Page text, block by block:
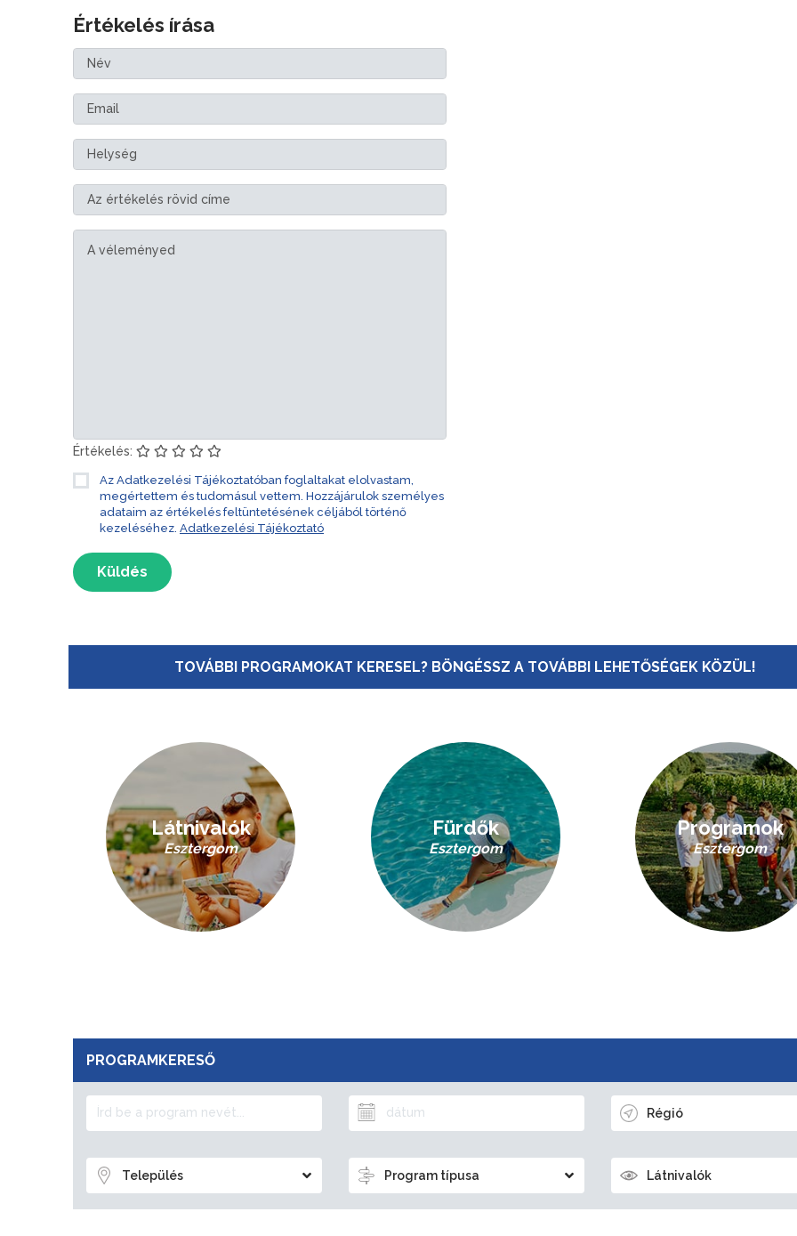
Értékelés írása
Értékelés:
Az Adatkezelési Tájékoztatóban foglaltakat elolvastam,
megértettem és tudomásul vettem. Hozzájárulok személyes
adataim az értékelés feltüntetésének céljából történő
kezeléséhez. Adatkezelési Tájékoztató
Küldés
TOVÁBBI PROGRAMOKAT KERESEL? BÖNGÉSSZ A TOVÁBBI LEHETŐSÉGEK KÖZÜL!
Látnivalók
Esztergom
Fürdők
Esztergom
Programok
Esztergom
PROGRAMKERESŐ
Régió
Település Program típusa Látnivalók